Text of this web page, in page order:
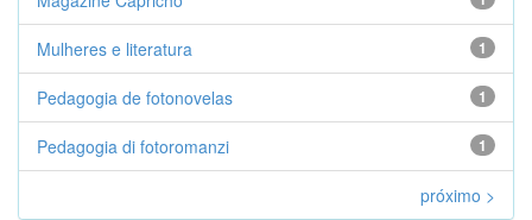
1
Mulheres e literatura
1
Pedagogia de fotonovelas
1
Pedagogia di fotoromanzi
próximo >